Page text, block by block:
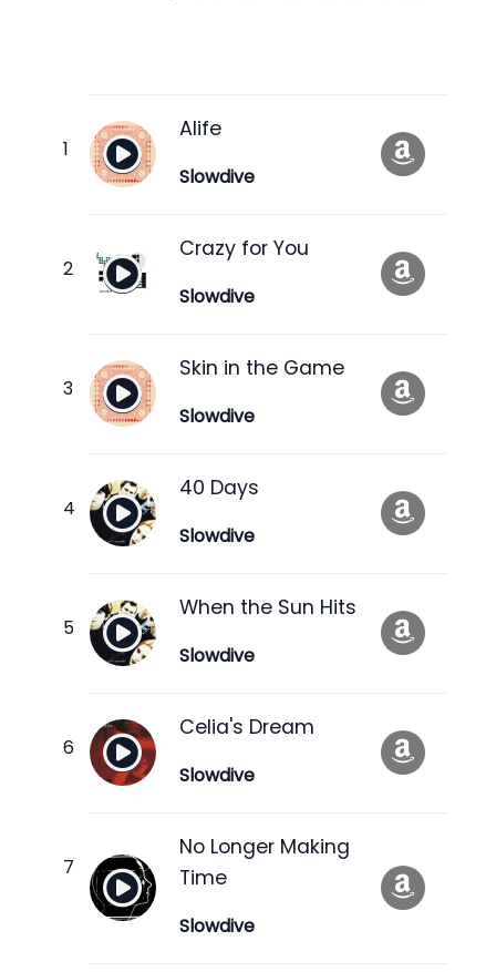
Alife
Slowdive
Crazy for You
Slowdive
Skin in the Game
Slowdive
40 Days
Slowdive
When the Sun Hits
Slowdive
Celia's Dream
Slowdive
No Longer Making
Time
Slowdive